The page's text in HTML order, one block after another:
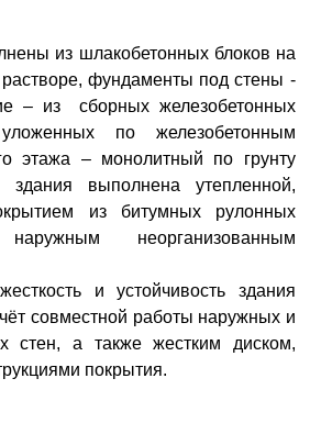
из шлакобетонных блоков на
фундаменты под стены -
– из сборных железобетонных
по железобетонным
этажа – монолитный по грунту
здания выполнена утепленной,
из битумных рулонных
неорганизованным
и устойчивость здания
совместной работы наружных и
стен, а также жестким диском,
покрытия.